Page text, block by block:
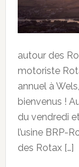
autour des
motoriste
annuel à
bienvenus !
du vendredi
l’usine BRP-
des Rotax […]